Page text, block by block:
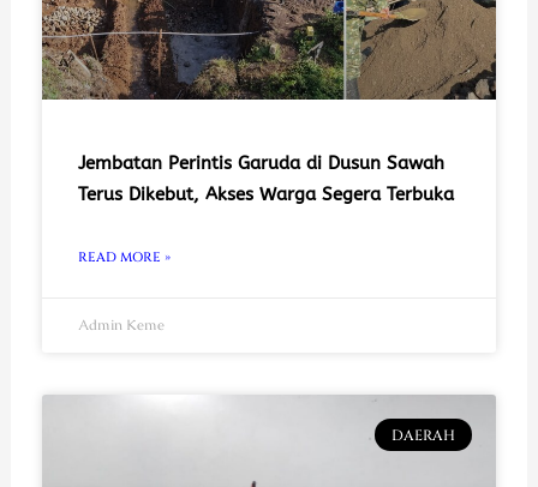
Jembatan Perintis Garuda di Dusun Sawah
Terus Dikebut, Akses Warga Segera Terbuka
READ MORE »
Admin Keme
DAERAH